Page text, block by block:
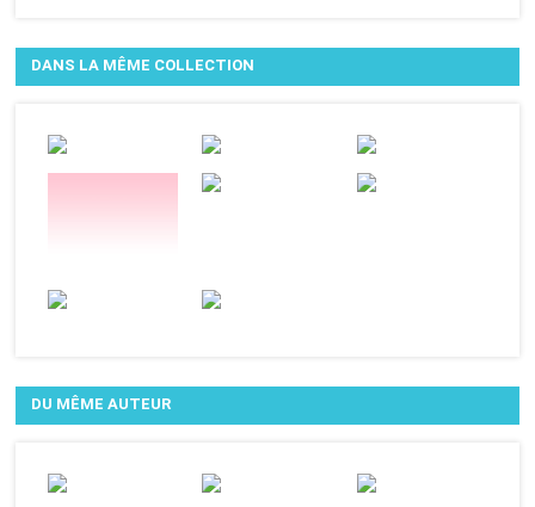
DANS LA MÊME COLLECTION
DU MÊME AUTEUR